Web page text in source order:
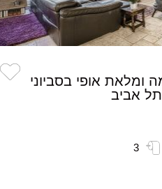
ומלאת אופי בסביוני
אביב
3